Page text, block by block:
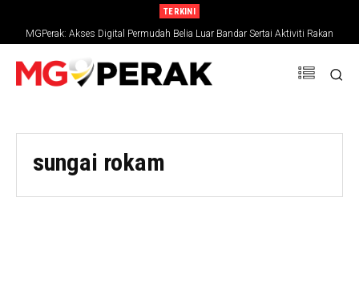
TERKINI
MGPerak: Akses Digital Permudah Belia Luar Bandar Sertai Aktiviti Rakan
Muda
sungai rokam